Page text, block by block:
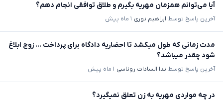
آیا می‌توانم همزمان مهریه بگیرم و طلاق توافقی انجام دهم؟
آخرین پاسخ توسط ابراهیم نوری ۱ ماه پیش
مدت زمانی که طول میکشد تا احضاریه دادگاه برای پرداخت ... زوج ابلاغ
شود چقدر میباشد؟
آخرین پاسخ توسط ندا السادات روناسی ۱ ماه پیش
در چه مواردی مهریه به زن تعلق نمیگیرد؟